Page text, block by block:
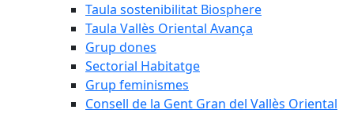
Taula sostenibilitat Biosphere
Taula Vallès Oriental Avança
Grup dones
Sectorial Habitatge
Grup feminismes
Consell de la Gent Gran del Vallès Oriental